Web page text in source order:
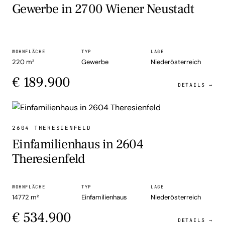
Gewerbe in 2700 Wiener Neustadt
WOHNFLÄCHE
220 m²
TYP
Gewerbe
LAGE
Niederösterreich
€ 189.900 DETAILS →
2604 THERESIENFELD
Einfamilienhaus in 2604
Theresienfeld
WOHNFLÄCHE
14772 m²
TYP
Einfamilienhaus
LAGE
Niederösterreich
€ 534.900 DETAILS →